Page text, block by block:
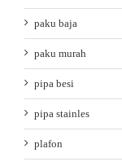
paku baja
paku murah
pipa besi
pipa stainles
plafon